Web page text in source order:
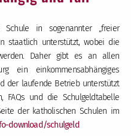
Schule in sogenannter „freier
staatlich unterstützt, wobei die
Daher gibt es an allen
ein einkommensabhängiges
der laufende Betrieb unterstützt
FAQs und die Schulgeldtabelle
der katholischen Schulen im
download/schulgeld